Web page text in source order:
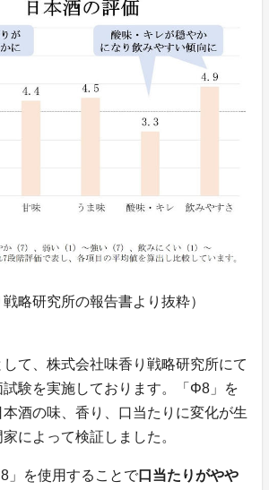
戦略研究所の報告書より抜粋）
て、株式会社味香り戦略研究所にて
試験を実施しております。「Φ8」を
酒の味、香り、口当たりに変化が生
によって検証しました。
」を使用することで口当たりがやや